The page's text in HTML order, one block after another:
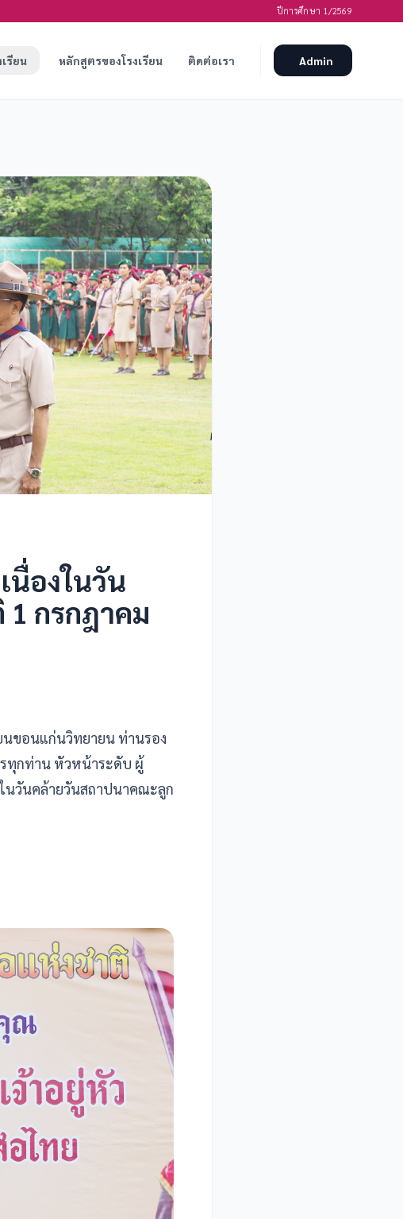
ปีการศึกษา 1/2569
รียน หลักสูตรของโรงเรียน ติดต่อเรา Admin
องในวัน
กรกฎาคม
ขอนแก่นวิทยายน ท่านรอง
รทุกท่าน หัวหน้าระดับ ผู้
วันคล้ายวันสถาปนาคณะลูก